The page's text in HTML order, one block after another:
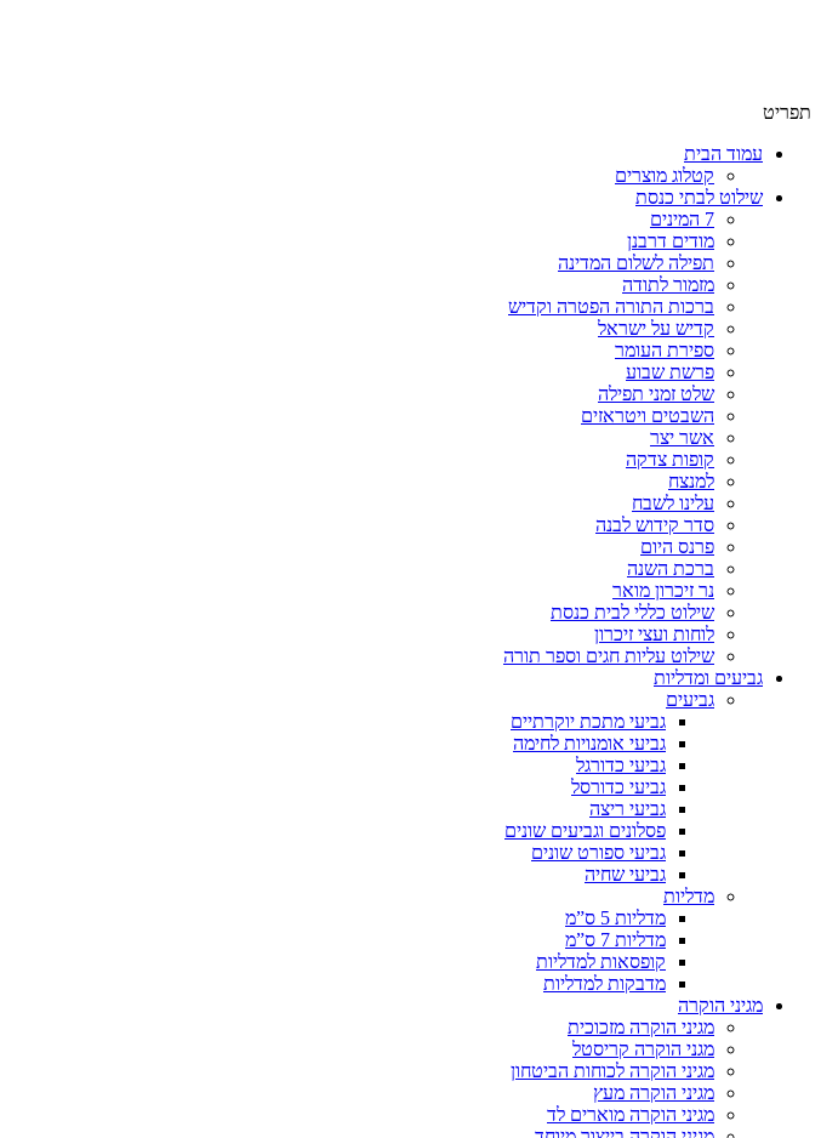
תפריט
עמוד הבית
קטלוג מוצרים
שילוט לבתי כנסת
7 המינים
מודים דרבנן
תפילה לשלום המדינה
מזמור לתודה
ברכות התורה הפטרה וקדיש
קדיש על ישראל
ספירת העומר
פרשת שבוע
שלט זמני תפילה
השבטים ויטראזים
אשר יצר
קופות צדקה
למנצח
עלינו לשבח
סדר קידוש לבנה
פרנס היום
ברכת השנה
נר זיכרון מואר
שילוט כללי לבית כנסת
לוחות ועצי זיכרון
שילוט עליות חגים וספר תורה
גביעים ומדליות
גביעים
גביעי מתכת יוקרתיים
גביעי אומנויות לחימה
גביעי כדורגל
גביעי כדורסל
גביעי ריצה
פסלונים וגביעים שונים
גביעי ספורט שונים
גביעי שחיה
מדליות
מדליות 5 ס”מ
מדליות 7 ס”מ
קופסאות למדליות
מדבקות למדליות
מגיני הוקרה
מגיני הוקרה מזכוכית
מגני הוקרה קריסטל
מגיני הוקרה לכוחות הביטחון
מגיני הוקרה מעץ
מגיני הוקרה מוארים לד